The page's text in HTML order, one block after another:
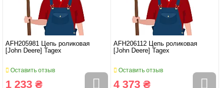
AFH205981 Цепь роликовая
[John Deere] Tagex
Оставить отзыв
1 233 ₴
AFH206112 Цепь роликовая
[John Deere] Tagex
Оставить отзыв
4 373 ₴